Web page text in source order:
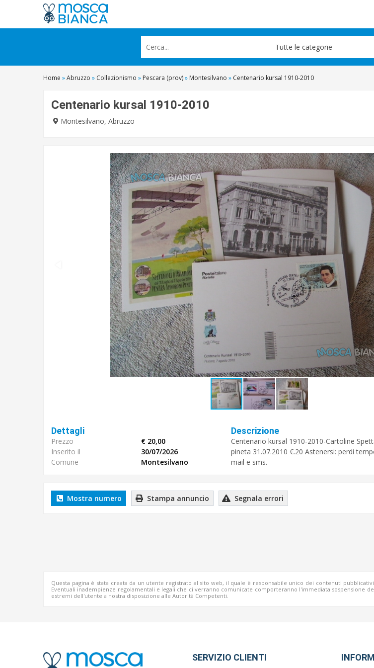
Tutte le categorie
Home »Abruzzo » Collezionismo » Pescara (prov)» Montesilvano » Centenario kursal 1910-2010
Centenario kursal 1910-2010
Montesilvano, Abruzzo
Dettagli
Prezzo
€ 20,00
Inserito il
30/07/2026
Comune
Montesilvano
Descrizione
Centenario kursal 1910-2010-Cartoline
pineta 31.07.2010 €.20 Astenersi: perdi
mail e sms.
Mostra numero Stampa annuncio Segnala errori
Questa pagina è stata creata da un utente registrato al sito web, il quale è responsabile unico dei contenuti
Eventuali inadempienze regolamentali e legali che ci verranno comunicate comporteranno l'immediata sospensione
estremi dell'utente a nostra disposizione alle Autorità Competenti.
SERVIZIO CLIENTI